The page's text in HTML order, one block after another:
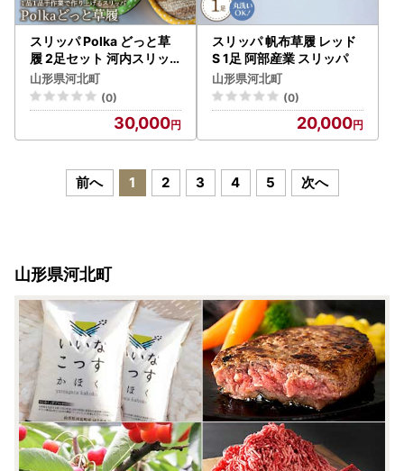
スリッパ Polka どっと草
履 2足セット 河内スリッ
パ
山形県河北町
(0)
30,000
スリッパ 帆布草履 レッド
S 1足 阿部産業 スリッパ
山形県河北町
(0)
20,000
前へ 1 2 3 4 5 次へ
山形県河北町